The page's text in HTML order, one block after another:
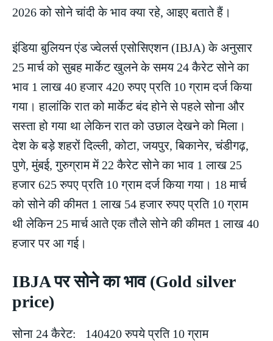
2026 को सोने चांदी के भाव क्या रहे, आइए बताते हैं।
इंडिया बुलियन एंड ज्वेलर्स एसोसिएशन (IBJA) के अनुसार
25 मार्च को सुबह मार्केट खुलने के समय 24 कैरेट सोने का
भाव 1 लाख 40 हजार 420 रुपए प्रति 10 ग्राम दर्ज किया
गया। हालांकि रात को मार्केट बंद होने से पहले सोना और
सस्ता हो गया था लेकिन रात को उछाल देखने को मिला।
देश के बड़े शहरों दिल्ली, कोटा, जयपुर, बिकानेर, चंडीगढ़,
पुणे, मुंबई, गुरुग्राम में 22 कैरेट सोने का भाव 1 लाख 25
हजार 625 रुपए प्रति 10 ग्राम दर्ज किया गया। 18 मार्च
को सोने की कीमत 1 लाख 54 हजार रुपए प्रति 10 ग्राम
थी लेकिन 25 मार्च आते एक तौले सोने की कीमत 1 लाख 40
हजार पर आ गई।
IBJA पर सोने का भाव (Gold silver
price)
सोना 24 कैरेट: 140420 रुपये प्रति 10 ग्राम